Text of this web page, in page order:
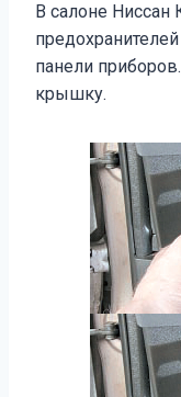
В салоне
панели
крышку.